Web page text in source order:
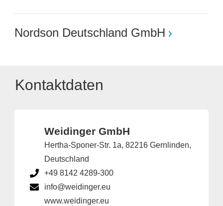
Nordson Deutschland GmbH
Kontaktdaten
Weidinger GmbH
Hertha-Sponer-Str. 1a, 82216 Gernlinden,
Deutschland
+49 8142 4289-300
info@weidinger.eu
www.weidinger.eu